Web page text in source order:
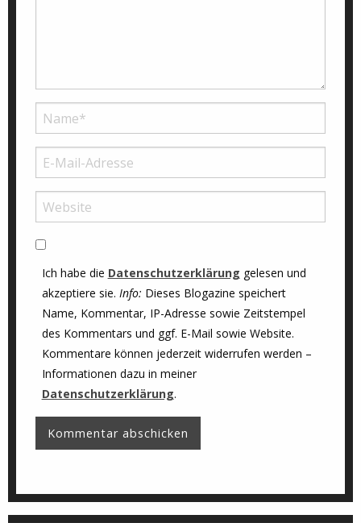
Ich habe die Datenschutzerklärung gelesen und
akzeptiere sie. Info: Dieses Blogazine speichert
Name, Kommentar, IP-Adresse sowie Zeitstempel
des Kommentars und ggf. E-Mail sowie Website.
Kommentare können jederzeit widerrufen werden –
Informationen dazu in meiner
Datenschutzerklärung.